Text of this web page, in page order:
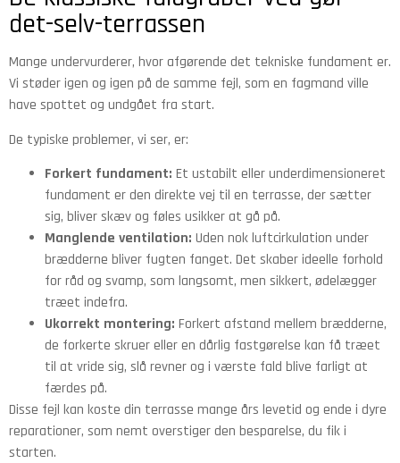
det-selv-terrassen
Mange undervurderer, hvor afgørende det tekniske fundament er.
Vi støder igen og igen på de samme fejl, som en fagmand ville
have spottet og undgået fra start.
De typiske problemer, vi ser, er:
Forkert fundament: Et ustabilt eller underdimensioneret
fundament er den direkte vej til en terrasse, der sætter
sig, bliver skæv og føles usikker at gå på.
Manglende ventilation: Uden nok luftcirkulation under
brædderne bliver fugten fanget. Det skaber ideelle forhold
for råd og svamp, som langsomt, men sikkert, ødelægger
træet indefra.
Ukorrekt montering: Forkert afstand mellem brædderne,
de forkerte skruer eller en dårlig fastgørelse kan få træet
til at vride sig, slå revner og i værste fald blive farligt at
færdes på.
Disse fejl kan koste din terrasse mange års levetid og ende i dyre
reparationer, som nemt overstiger den besparelse, du fik i
starten.